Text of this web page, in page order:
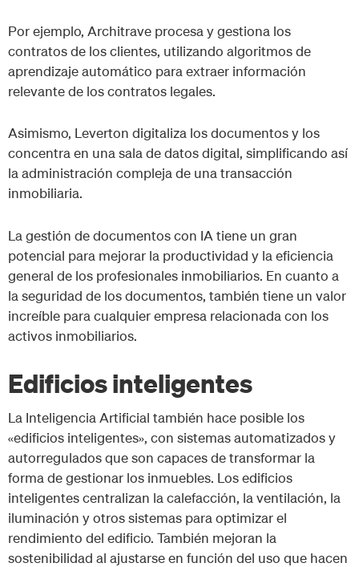
Por ejemplo, Architrave procesa y gestiona los
contratos de los clientes, utilizando algoritmos de
aprendizaje automático para extraer información
relevante de los contratos legales.
Asimismo, Leverton digitaliza los documentos y los
concentra en una sala de datos digital, simplificando así
la administración compleja de una transacción
inmobiliaria.
La gestión de documentos con IA tiene un gran
potencial para mejorar la productividad y la eficiencia
general de los profesionales inmobiliarios. En cuanto a
la seguridad de los documentos, también tiene un valor
increíble para cualquier empresa relacionada con los
activos inmobiliarios.
Edificios inteligentes
La Inteligencia Artificial también hace posible los
«edificios inteligentes», con sistemas automatizados y
autorregulados que son capaces de transformar la
forma de gestionar los inmuebles. Los edificios
inteligentes centralizan la calefacción, la ventilación, la
iluminación y otros sistemas para optimizar el
rendimiento del edificio. También mejoran la
sostenibilidad al ajustarse en función del uso que hacen